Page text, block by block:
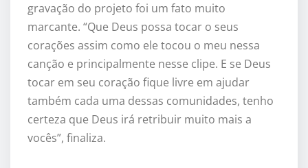
gravação do projeto foi um fato muito
marcante. “Que Deus possa tocar o seus
corações assim como ele tocou o meu nessa
canção e principalmente nesse clipe. E se Deus
tocar em seu coração fique livre em ajudar
também cada uma dessas comunidades, tenho
certeza que Deus irá retribuir muito mais a
vocês”, finaliza.